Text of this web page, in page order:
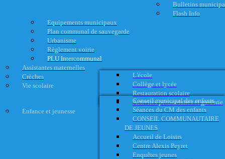
Bulletins
Flash Info
Equipements municipaux
Plan communal de sauvegarde
Urbanisme
Règlement voirie
PLU Intercommunal
Assistantes maternelles
Crèches
Vie scolaire
L'école
Collège et lycée
Restauration scolaire
Activités périscolaires et garderie
Enfance et jeunesse
Conseil municipal des enfants
Séances du CM des enfants
CONSEIL COMMUNAUTAIRE
DE JEUNES
Accueil de Loisirs
Centre Alexis Peyret
Enquêtes jeunes